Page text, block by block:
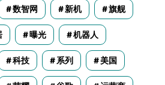
数智网 新机 旗舰
曝光 机器人
科技 系列 美国